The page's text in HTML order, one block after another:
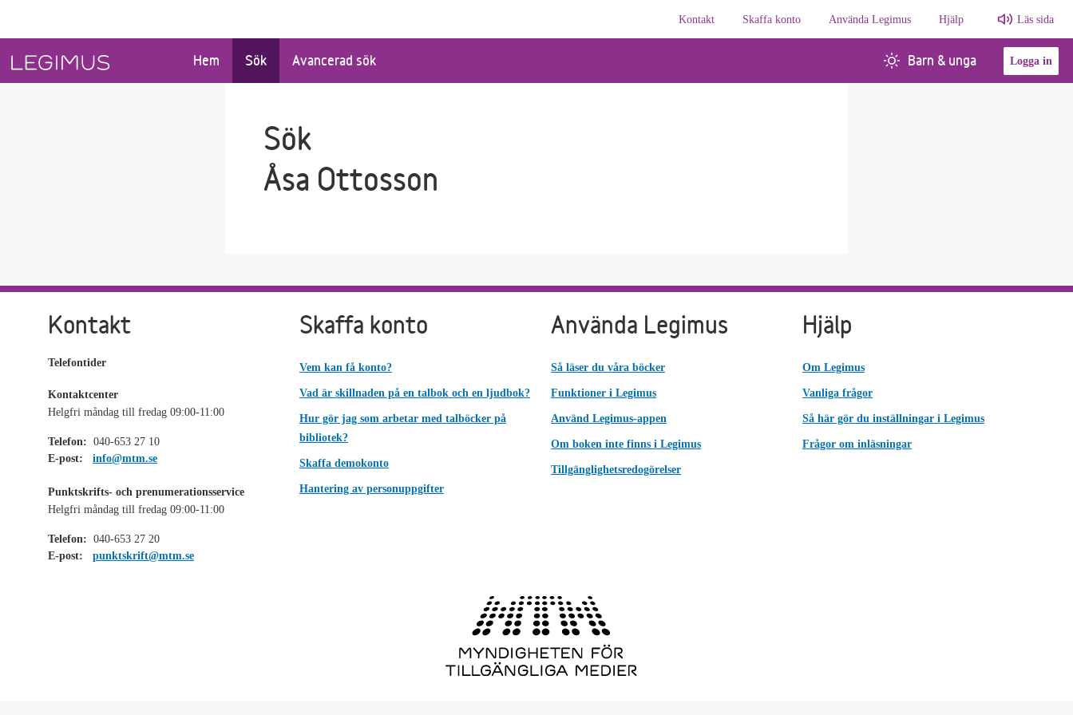
Kontakt
Skaffa konto Använda Legimus Hjälp Läs sida
Hem Sök Avancerad sök Barn & unga Logga in
Sök
Åsa Ottosson
Kontakt
Telefontider
Kontaktcenter
Helgfri måndag till fredag 09:00-11:00
Telefon: 040-653 27 10
E-post:
info@mtm.se
Punktskrifts- och prenumerationsservice
Helgfri måndag till fredag 09:00-11:00
Telefon: 040-653 27 20
E-post:
punktskrift@mtm.se
Skaffa konto
Vem kan få konto?
Vad är skillnaden på en talbok och en ljudbok?
Hur gör jag som arbetar med talböcker på
bibliotek?
Skaffa demokonto
Hantering av personuppgifter
Använda Legimus
Så läser du våra böcker
Funktioner i Legimus
Använd Legimus-appen
Om boken inte finns i Legimus
Tillgänglighetsredogörelser
Hjälp
Om Legimus
Vanliga frågor
Så här gör du inställningar i Legimus
Frågor om inläsningar